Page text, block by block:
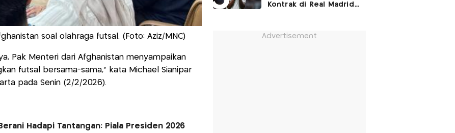
soal olahraga futsal. (Foto: Aziz/MNC)
Pak Menteri dari Afghanistan menyampaikan
futsal bersama-sama," kata Michael Sianipar
pada Senin (2/2/2026).
Hadapi Tantangan: Piala Presiden 2026
Kontrak di Real Madrid
Advertisement